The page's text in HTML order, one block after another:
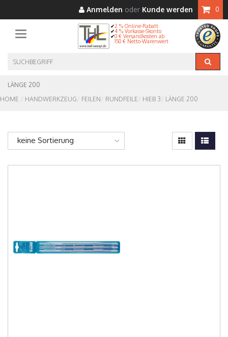
Anmelden oder Kunde werden 0
Toggle navigation
2 % Online-Rabatt
4 % Vorkasse-Skonto
0 € Versandkosten ab
150 € Netto-Warenwert
LÄNGE 200
HOME
HANDWERKZEUG FEILEN RUNDFEILE HIEB 3 LÄNGE 200
keine Sortierung